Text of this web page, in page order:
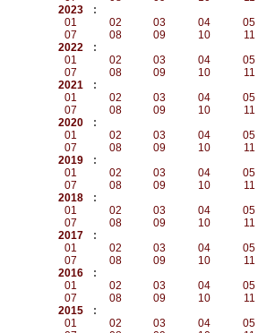
2023
:
01
02 03 04 05
07
08 09 10 11
2022
:
01
02 03 04 05
07
08 09 10 11
2021
:
01
02 03 04 05
07
08 09 10 11
2020
:
01
02 03 04 05
07
08 09 10 11
2019
:
01
02 03 04 05
07
08 09 10 11
2018
:
01
02 03 04 05
07
08 09 10 11
2017
:
01
02 03 04 05
07
08 09 10 11
2016
:
01
02 03 04 05
07
08 09 10 11
2015
:
01
02 03 04 05